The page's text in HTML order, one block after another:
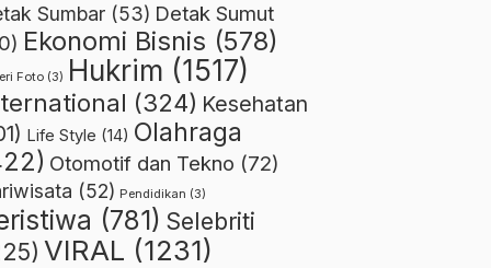
Sumbar (53) Detak Sumut
Ekonomi Bisnis (578)
Foto (3) Hukrim (1517)
(324) Kesehatan
Life Style (14) Olahraga
Otomotif dan Tekno (72)
(52) Pendidikan (3)
(781) Selebriti
VIRAL (1231)